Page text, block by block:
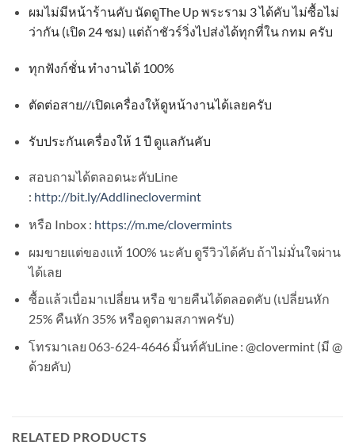
ผมไม่มีหน้าร้านคับ นัดดูThe Upพระราม 3ได้คับ ไม่ซื้อไม่
ว่ากัน(เปิด24 ชม) แต่ถ้าชัวร์วิ่งไปส่งได้ทุกที่ใน กทม ครับ
ทุกฟังก์ชั่น ทำงานได้100%
ตัดต่อสาย//เปิดเครื่องให้ดูหน้างานได้เลยครับ
รับประกันเครื่องให้1 ปี ดูแลกันคับ
สอบถามได้ตลอดนะคับLine
: http://bit.ly/Addlineclovermint
หรือ Inbox : https://m.me/clovermints
ผมขายแต่ของแท้ 100% นะคับ ดูรีวิวได้คับ ถ้าไม่มั่นใจผ่าน
ได้เลย
ซื้อแล้วเบื่อมาเปลี่ยน หรือ ขายคืนได้ตลอดคับ (เปลี่ยนหัก
25% คืนหัก 35% หรือดูตามสภาพครับ)
โทรมาเลย 063-624-4646 มิ้นท์คับLine : @clovermint (มี @
ด้วยคับ)
RELATED PRODUCTS